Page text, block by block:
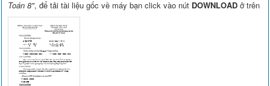
Toán 8", để tải tài liệu gốc về máy bạn click vào nút DOWNLOAD ở trên